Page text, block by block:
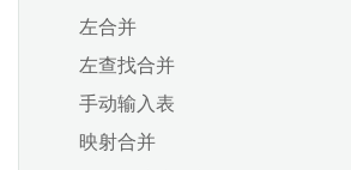
概述
创建计划
调度器中的 AIP 功能
左合并
左查找合并
手动输入表
映射合并